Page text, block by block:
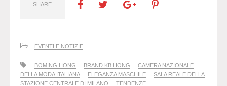
SHARE
EVENTI E NOTIZIE
BOMING HONG BRAND KB HONG
CAMERA NAZIONALE
DELLA MODA ITALIANA
ELEGANZA MASCHILE
SALA REALE DELLA
STAZIONE CENTRALE DI MILANO
TENDENZE